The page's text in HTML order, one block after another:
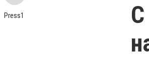
Press1